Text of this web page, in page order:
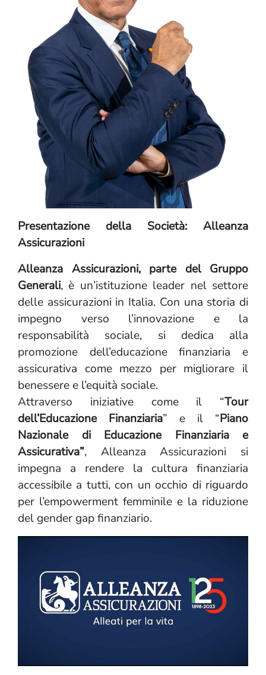
Presentazione della Società: Alleanza
Assicurazioni
Alleanza Assicurazioni, parte del Gruppo
Generali, è un’istituzione leader nel settore
delle assicurazioni in Italia. Con una storia di
impegno verso l’innovazione e la
responsabilità sociale, si dedica alla
promozione dell’educazione finanziaria e
assicurativa come mezzo per migliorare il
benessere e l’equità sociale.
Attraverso iniziative come il “Tour
dell’Educazione Finanziaria” e il “Piano
Nazionale di Educazione Finanziaria e
Assicurativa”, Alleanza Assicurazioni si
impegna a rendere la cultura finanziaria
accessibile a tutti, con un occhio di riguardo
per l’empowerment femminile e la riduzione
del gender gap finanziario.